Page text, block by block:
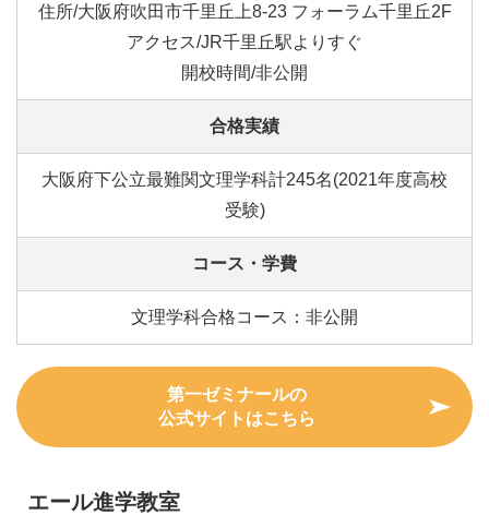
住所/大阪府吹田市千里丘上8-23 フォーラム千里丘2F
アクセス/JR千里丘駅よりすぐ
開校時間/非公開
合格実績
大阪府下公立最難関文理学科計245名(2021年度高校
受験)
コース・学費
文理学科合格コース：非公開
第一ゼミナールの
公式サイトはこちら
エール進学教室